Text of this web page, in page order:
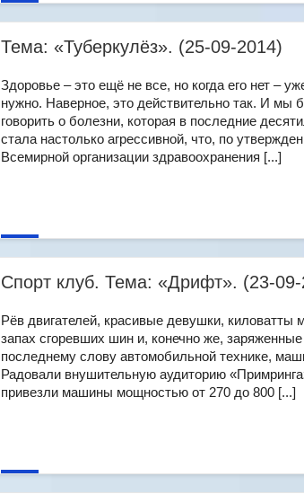
Тема: «Туберкулёз». (25-09-2014)
Здоровье – это ещё не все, но когда его нет –
нужно. Наверное, это действительно так. И мы
говорить о болезни, которая в последние
стала настолько агрессивной, что, по
Всемирной организации здравоохранения [...]
Спорт клуб. Тема: «Дрифт». (23-09-
Рёв двигателей, красивые девушки, киловатты
запах сгоревших шин и, конечно же,
последнему слову автомобильной технике,
Радовали внушительную аудиторию
привезли машины мощностью от 270 до 800 [...]